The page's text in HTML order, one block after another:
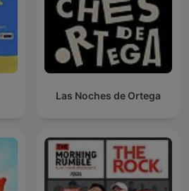
Las Noches de Ortega